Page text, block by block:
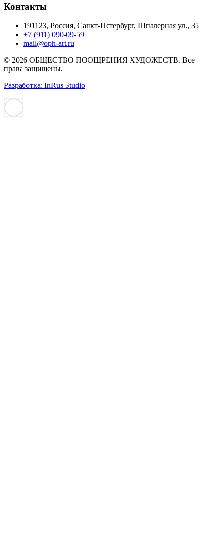
Контакты
191123, Россия, Санкт-Петербург, Шпалерная ул., 35
+7 (911) 090-09-59
mail@oph-art.ru
© 2026 ОБЩЕСТВО ПООЩРЕНИЯ ХУДОЖЕСТВ. Все
права защищены.
Разработка: InRus Studio